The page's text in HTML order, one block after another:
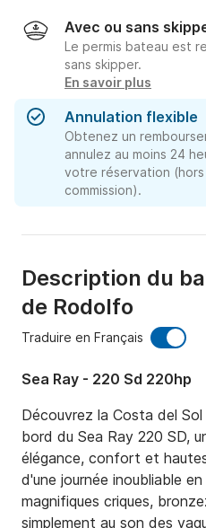
Avec ou sans
Le permis bateau est
sans skipper.
En savoir plus
Annulation flexible
Obtenez un
annulez au moins 24
votre réservation
commission).
Description du
de Rodolfo
Traduire en Français
Sea Ray - 220 Sd 220hp
Découvrez la Costa del Sol
bord du Sea Ray 220 SD,
élégance, confort et
d'une journée inoubliable
magnifiques criques,
simplement au son des